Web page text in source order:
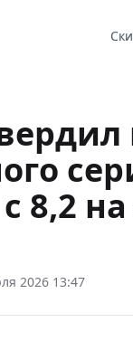
8,2
2026 13:47